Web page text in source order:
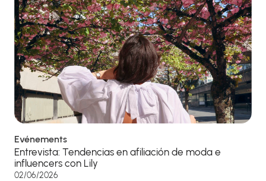
Evénements
Entrevista: Tendencias en afiliación de moda e
influencers con Lily
02/06/2026